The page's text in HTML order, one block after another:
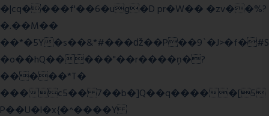
�|cq����f'��6�ug�D pr�W�� �zv��%?
�.��M��
��*�5Y�s��&*#���ǆ��P��9`�J>�f�#S
�o��hQ�����"��r����ņ�?
�����*T�
���c5�� 7��b�]Q��q�����[5
P��U�l�x{�^����Y